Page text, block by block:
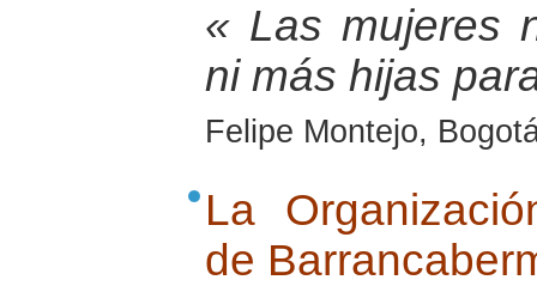
« Las mujeres
ni más hijas
Felipe Montejo,
La
de